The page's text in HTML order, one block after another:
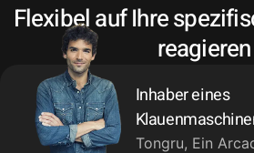
Flexibel auf Ihre
reagieren
Inhaber eines
Tongru, Ein